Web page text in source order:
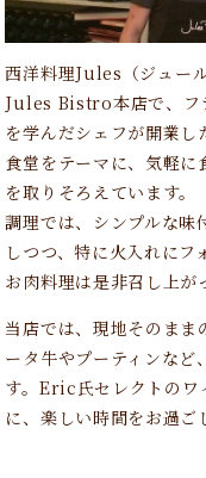
西洋料理Jules（ジュー
Jules Bistro本店で、
を学んだシェフが開業し
食堂をテーマに、気軽に
を取りそろえています。
調理では、シンプルな味
しつつ、特に火入れに
お肉料理は是非召し上が
当店では、現地そのまま
ータ牛やプーティンなど
す。Eric氏セレクトのワ
に、楽しい時間をお過ご